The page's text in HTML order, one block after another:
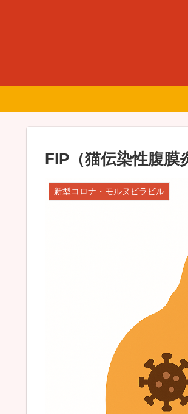
FIP（猫伝染性腹膜
新型コロナ・モルヌピラビル